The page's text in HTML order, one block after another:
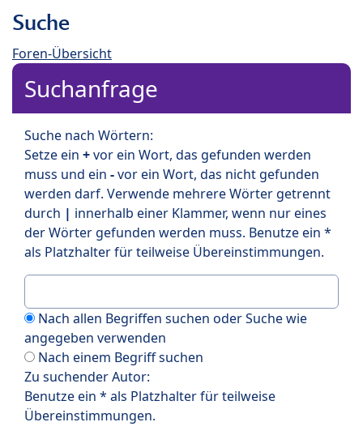
Suche
Foren-Übersicht
Suchanfrage
Suche nach Wörtern:
Setze ein +vor ein Wort, das gefunden werden
muss und ein -vor ein Wort, das nicht gefunden
werden darf. Verwende mehrere Wörter getrennt
durch | innerhalb einer Klammer, wenn nur eines
der Wörter gefunden werden muss. Benutze ein *
als Platzhalter für teilweise Übereinstimmungen.
Nach allen Begriffen suchen oder Suche wie
angegeben verwenden
Nach einem Begriff suchen
Zu suchender Autor:
Benutze ein * als Platzhalter für teilweise
Übereinstimmungen.